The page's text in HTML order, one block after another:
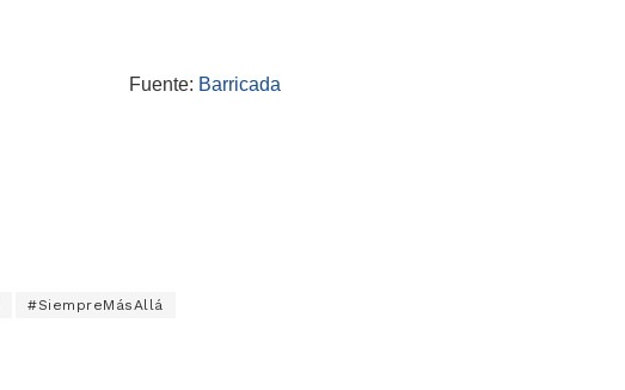
Fuente: Barricada
#SiempreMásAllá